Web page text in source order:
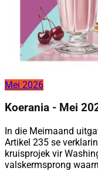
Mei 2026
Koerania - Mei
In die Meimaand
Artikel 235 se
kruisprojek vir
valskermsprong